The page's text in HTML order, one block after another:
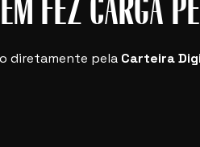
diretamente pela Carteira